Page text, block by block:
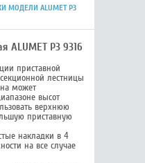
МОДЕЛИ ALUMET P3
ALUMET P3 9316
приставной
лестницы
может
высот
верхнюю
приставную
накладки в 4
на все случае